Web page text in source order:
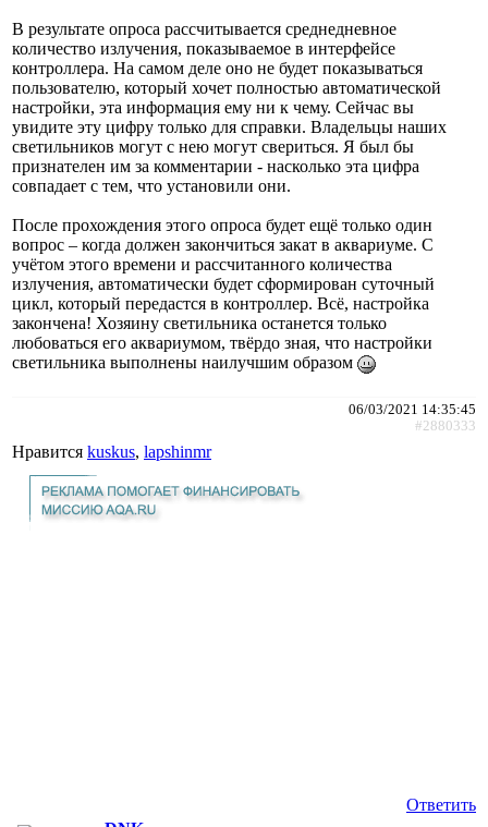
В результате опроса рассчитывается среднедневное
количество излучения, показываемое в интерфейсе
контроллера. На самом деле оно не будет показываться
пользователю, который хочет полностью автоматической
настройки, эта информация ему ни к чему. Сейчас вы
увидите эту цифру только для справки. Владельцы наших
светильников могут с нею могут свериться. Я был бы
признателен им за комментарии - насколько эта цифра
совпадает с тем, что установили они.
После прохождения этого опроса будет ещё только один
вопрос – когда должен закончиться закат в аквариуме. С
учётом этого времени и рассчитанного количества
излучения, автоматически будет сформирован суточный
цикл, который передастся в контроллер. Всё, настройка
закончена! Хозяину светильника останется только
любоваться его аквариумом, твёрдо зная, что настройки
светильника выполнены наилучшим образом
06/03/2021 14:35:45
#2880333
Нравится kuskus, lapshinmr
Ответить